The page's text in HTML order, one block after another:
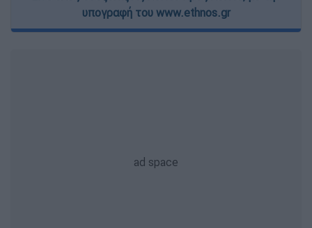
υπογραφή του www.ethnos.gr